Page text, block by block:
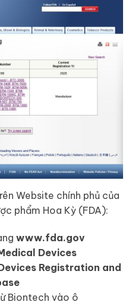
Website chính phủ của
phẩm Hoa Kỳ (FDA):
www.fda.gov
Devices
Registration and
Biontech vào ô